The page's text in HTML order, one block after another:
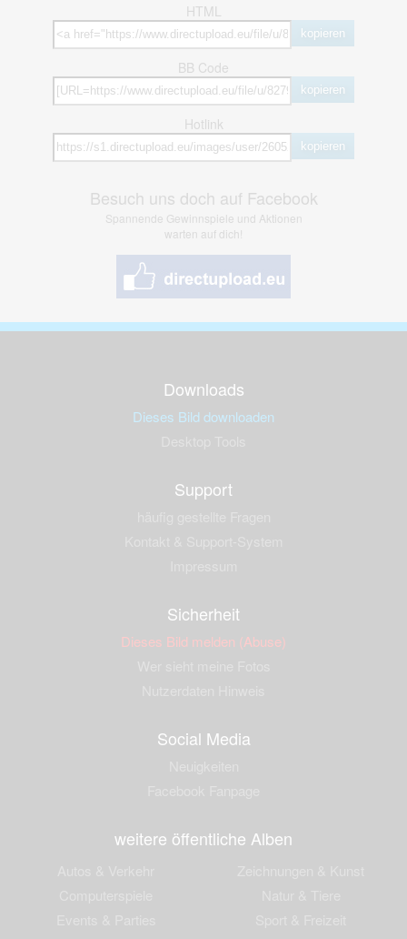
HTML
kopieren
BB Code
kopieren
Hotlink
kopieren
Besuch uns doch auf Facebook
Spannende Gewinnspiele und Aktionen
warten auf dich!
Downloads
Dieses Bild downloaden
Support
Sicherheit
Dieses Bild melden (Abuse)
Social Media
weitere öffentliche Alben